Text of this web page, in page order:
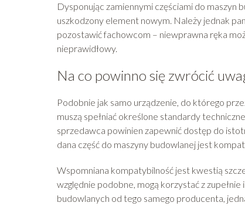
Dysponując zamiennymi częściami do maszyn
uszkodzony element nowym. Należy jednak
pozostawić fachowcom – niewprawna ręka
nieprawidłowy.
Na co powinno się zwrócić
Podobnie jak samo urządzenie, do którego
muszą spełniać określone standardy
sprzedawca powinien zapewnić dostęp do
dana część do maszyny budowlanej jest
Wspomniana kompatybilność jest kwestią
względnie podobne, mogą korzystać z
budowlanych od tego samego producenta,